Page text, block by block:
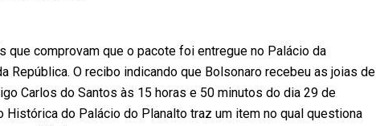
comprovam que o pacote foi entregue no Palácio da
República. O recibo indicando que Bolsonaro recebeu as joias de
Carlos do Santos às 15 horas e 50 minutos do dia 29 de
Histórica do Palácio do Planalto traz um item no qual questiona